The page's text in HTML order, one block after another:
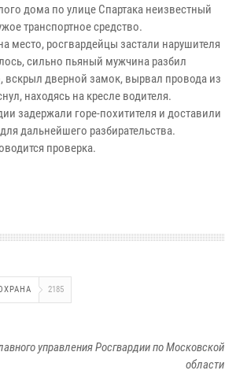
дома по улице Спартака неизвестный
транспортное средство.
место, росгвардейцы застали нарушителя
сильно пьяный мужчина разбил
вскрыл дверной замок, вырвал провода из
находясь на кресле водителя.
задержали горе-похитителя и доставили
дальнейшего разбирательства.
проверка.
2185
управления Росгвардии по Московской
области